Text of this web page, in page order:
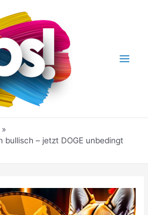
bullisch – jetzt DOGE unbedingt